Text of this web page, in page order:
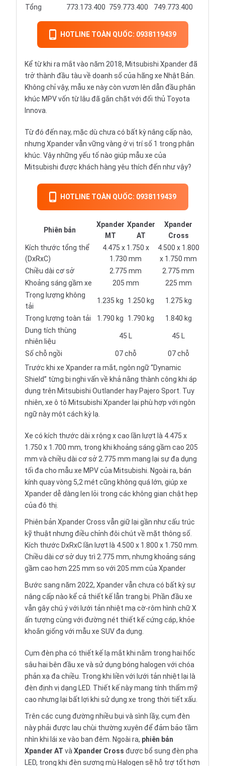
Tổng
773.173.400 759.773.400 749.773.400
HOTLINE TOÀN QUỐC: 0938119439
Kể từ khi ra mắt vào năm 2018, Mitsubishi Xpander đã
trở thành đầu tàu về doanh số của hãng xe Nhật Bản.
Không chỉ vậy, mẫu xe này còn vươn lên dẫn đầu phân
khúc MPV vốn từ lâu đã gắn chặt với đối thủ Toyota
Innova.
Từ đó đến nay, mặc dù chưa có bất kỳ nâng cấp nào,
nhưng Xpander vẫn vững vàng ở vị trí số 1 trong phân
khúc. Vậy những yếu tố nào giúp mẫu xe của
Mitsubishi được khách hàng yêu thích đến như vậy?
HOTLINE TOÀN QUỐC: 0938119439
Phiên bản
Xpander
MT
Xpander
AT
Xpander
Cross
Kích thước tổng thể
(DxRxC)
4.475 x 1.750 x
1.730 mm
4.500 x 1.800
x 1.750 mm
Chiều dài cơ sở
2.775 mm
2.775 mm
Khoảng sáng gầm xe
205 mm
225 mm
Trọng lượng không
tải
1.235 kg 1.250 kg 1.275 kg
Trọng lượng toàn tải 1.790 kg 1.790 kg
1.840 kg
Dung tích thùng
nhiên liệu
45 L 45 L
Số chỗ ngồi 07 chỗ
07 chỗ
Trước khi xe Xpander ra mắt, ngôn ngữ “Dynamic
Shield” từng bị nghi vấn về khả nằng thành công khi áp
dụng trên Mitsubishi Outlander hay Pajero Sport. Tuy
nhiên, xe ô tô Mitsubishi Xpander lại phù hợp với ngôn
ngữ này một cách kỳ lạ.
Xe có kích thước dài x rộng x cao lần lượt là 4.475 x
1.750 x 1.700 mm, trong khi khoảng sáng gầm cao 205
mm và chiều dài cơ sở 2.775 mm mang lại sự đa dụng
tối đa cho mẫu xe MPV của Mitsubishi. Ngoài ra, bán
kính quay vòng 5,2 mét cũng không quá lớn, giúp xe
Xpander dễ dàng len lỏi trong các không gian chật hẹp
của đô thị.
Phiên bản Xpander Cross vẫn giữ lại gần như cấu trúc
kỹ thuật nhưng điều chỉnh đôi chút về mặt thông số.
Kích thước DxRxC lần lượt là 4.500 x 1.800 x 1.750 mm.
Chiều dài cơ sở duy trì 2.775 mm, nhưng khoảng sáng
gầm cao hơn 225 mm so với 205 mm của Xpander
Bước sang năm 2022, Xpander vẫn chưa có bất kỳ sự
nâng cấp nào kể cả thiết kế lẫn trang bị. Phần đầu xe
vẫn gây chú ý với lưới tản nhiệt mạ cờ-rôm hình chữ X
ấn tượng cùng với đường nét thiết kế cứng cáp, khỏe
khoắn giống với mẫu xe SUV đa dụng.
Cụm đèn pha có thiết kế lạ mắt khi nằm trong hai hốc
sâu hai bên đầu xe và sử dụng bóng halogen với chóa
phản xạ đa chiều. Trong khi liền với lưới tản nhiệt lại là
đèn định vị dạng LED. Thiết kế này mang tính thẩm mỹ
cao nhưng lại bất lợi khi sử dụng xe trong thời tiết xấu.
Trên các cung đường nhiều bụi và sình lầy, cụm đèn
này phải được lau chùi thường xuyên để đảm bảo tầm
nhìn khi lái xe vào ban đêm. Ngoài ra, phiên bản
Xpander AT vàXpander Cross được bổ sung đèn pha
LED, trong khi đèn sương mù Halogen sẽ hỗ trợ tốt hơn